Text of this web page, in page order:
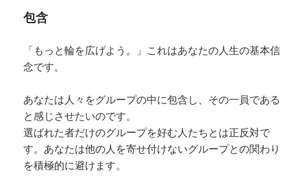
包含
「もっと輪を広げよう。」これはあなたの人生の基本信
念です。
あなたは人々をグループの中に包含し、その一員である
と感じさせたいのです。
選ばれた者だけのグループを好む人たちとは正反対で
す。あなたは他の人を寄せ付けないグループとの関わり
を積極的に避けます。